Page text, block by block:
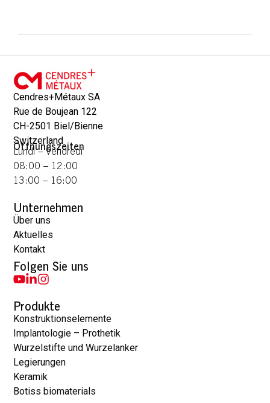
Cendres+Métaux SA
Rue de Boujean 122
CH-2501 Biel/Bienne
Switzerland
Öffnungszeiten
Lundi – Vendredi
08:00 – 12:00
13:00 – 16:00
Unternehmen
Über uns
Aktuelles
Kontakt
Folgen Sie uns
Produkte
Konstruktionselemente
Implantologie – Prothetik
Wurzelstifte und Wurzelanker
Legierungen
Keramik
Botiss biomaterials